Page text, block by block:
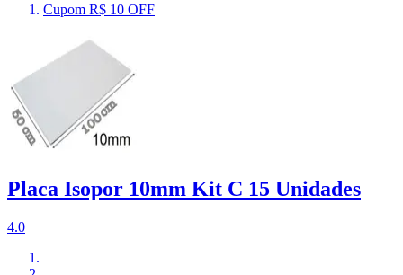
Cupom R$ 10 OFF
Placa Isopor 10mm Kit C 15 Unidades
4.0